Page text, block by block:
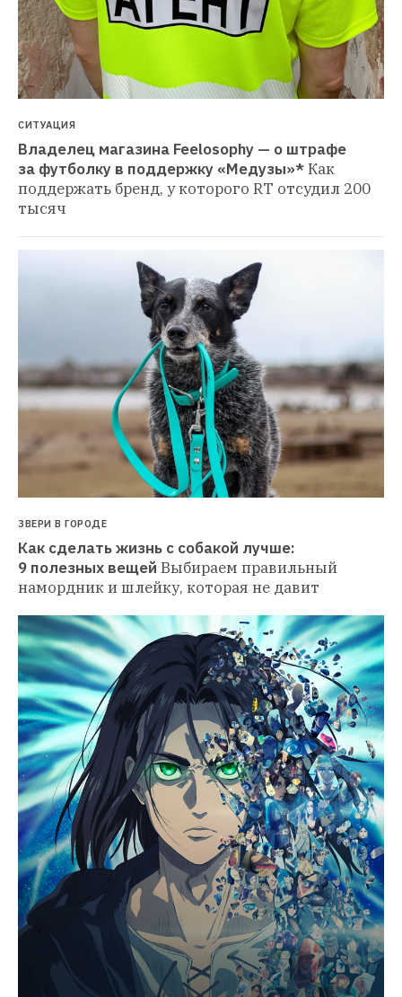
СИТУАЦИЯ
Владелец магазина Feelosophy — о штрафе
за футболку в поддержку «Медузы»*Как
поддержать бренд, у которого RT отсудил 200
тысяч
ЗВЕРИ В ГОРОДЕ
Как сделать жизнь с собакой лучше:
9 полезных вещей Выбираем правильный
намордник и шлейку, которая не давит